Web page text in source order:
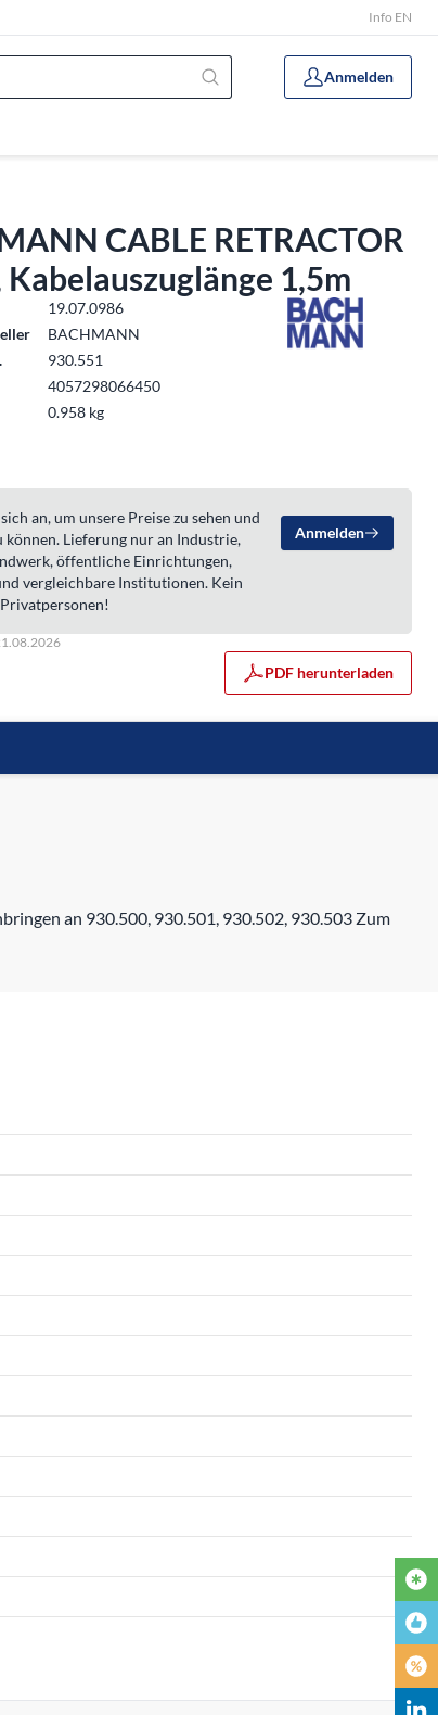
Info EN
Anmelden
CABLE RETRACTOR
1,5m
19.07.0986
BACHMANN
930.551
4057298066450
0.958 kg
an, um unsere Preise zu sehen und
können. Lieferung nur an Industrie,
öffentliche Einrichtungen,
vergleichbare Institutionen. Kein
Anmelden
PDF herunterladen
an 930.500, 930.501, 930.502, 930.503 Zum